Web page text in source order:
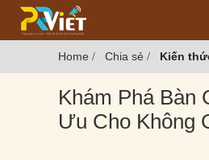
Home / Chia sẻ / Kiến
Khám Phá Bàn
Ưu Cho Không